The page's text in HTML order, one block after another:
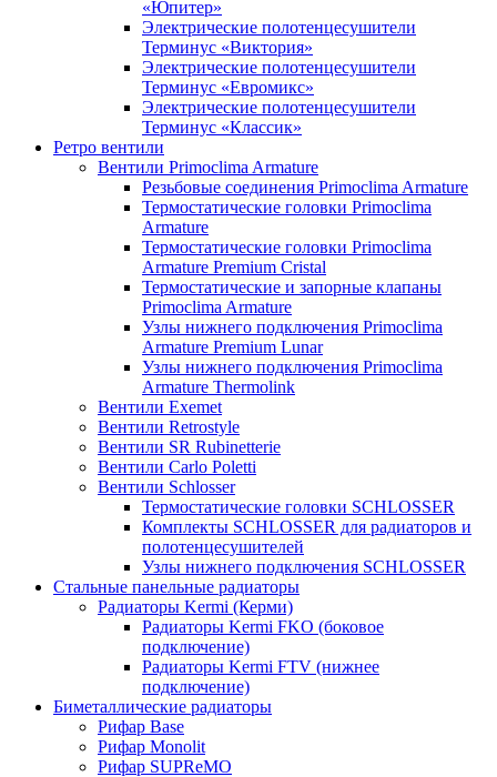
«Юпитер»
Электрические полотенцесушители
Терминус «Виктория»
Электрические полотенцесушители
Терминус «Евромикс»
Электрические полотенцесушители
Терминус «Классик»
Ретро вентили
Вентили Primoclima Armature
Резьбовые соединения Primoclima Armature
Термостатические головки Primoclima
Armature
Термостатические головки Primoclima
Armature Premium Cristal
Термостатические и запорные клапаны
Primoclima Armature
Узлы нижнего подключения Primoclima
Armature Premium Lunar
Узлы нижнего подключения Primoclima
Armature Thermolink
Вентили Exemet
Вентили Retrostyle
Вентили SR Rubinetterie
Вентили Carlo Poletti
Вентили Schlosser
Термостатические головки SCHLOSSER
Комплекты SCHLOSSER для радиаторов и
полотенцесушителей
Узлы нижнего подключения SCHLOSSER
Стальные панельные радиаторы
Радиаторы Kermi (Керми)
Радиаторы Kermi FKO (боковое
подключение)
Радиаторы Kermi FTV (нижнее
подключение)
Биметаллические радиаторы
Рифар Base
Рифар Monolit
Рифар SUPReMO